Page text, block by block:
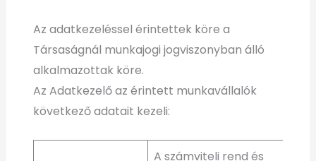
Az adatkezeléssel érintettek köre a
Társaságnál munkajogi jogviszonyban álló
alkalmazottak köre.
Az Adatkezelő az érintett munkavállalók
következő adatait kezeli:
A számviteli rend és